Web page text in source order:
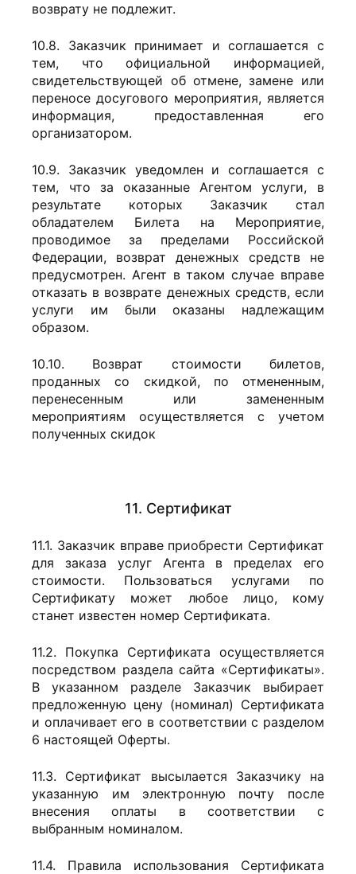
возврату не подлежит.
10.8. Заказчик принимает и соглашается с
тем, что официальной информацией,
свидетельствующей об отмене, замене или
переносе досугового мероприятия, является
информация, предоставленная его
организатором.
10.9. Заказчик уведомлен и соглашается с
тем, что за оказанные Агентом услуги, в
результате которых Заказчик стал
обладателем Билета на Мероприятие,
проводимое за пределами Российской
Федерации, возврат денежных средств не
предусмотрен. Агент в таком случае вправе
отказать в возврате денежных средств, если
услуги им были оказаны надлежащим
образом.
10.10. Возврат стоимости билетов,
проданных со скидкой, по отмененным,
перенесенным или замененным
мероприятиям осуществляется с учетом
полученных скидок
11. Сертификат
11.1. Заказчик вправе приобрести Сертификат
для заказа услуг Агента в пределах его
стоимости. Пользоваться услугами по
Сертификату может любое лицо, кому
станет известен номер Сертификата.
11.2. Покупка Сертификата осуществляется
посредством раздела сайта «Сертификаты».
В указанном разделе Заказчик выбирает
предложенную цену (номинал) Сертификата
и оплачивает его в соответствии с разделом
6 настоящей Оферты.
11.3. Сертификат высылается Заказчику на
указанную им электронную почту после
внесения оплаты в соответствии с
выбранным номиналом.
11.4. Правила использования Сертификата